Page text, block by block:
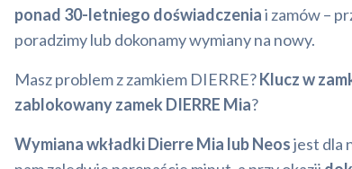
ponad 30-letniego doświadczeniai zamów –
poradzimy lub dokonamy wymiany na nowy.
Masz problem z zamkiem DIERRE?Klucz w
zablokowany zamek DIERRE Mia?
Wymiana wkładki Dierre Mia lub Neosjest dla